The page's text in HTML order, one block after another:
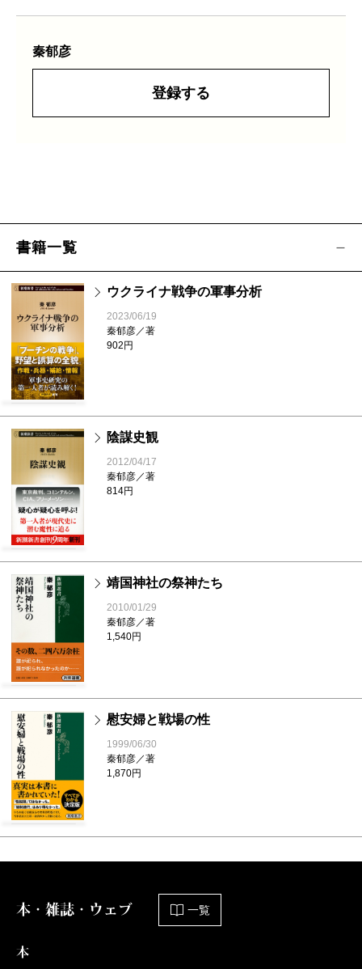
秦郁彦
登録する
書籍一覧
ウクライナ戦争の軍事分析
2023/06/19
秦郁彦／著
902円
陰謀史観
2012/04/17
秦郁彦／著
814円
靖国神社の祭神たち
2010/01/29
秦郁彦／著
1,540円
慰安婦と戦場の性
1999/06/30
秦郁彦／著
1,870円
本・雑誌・ウェブ 一覧
本